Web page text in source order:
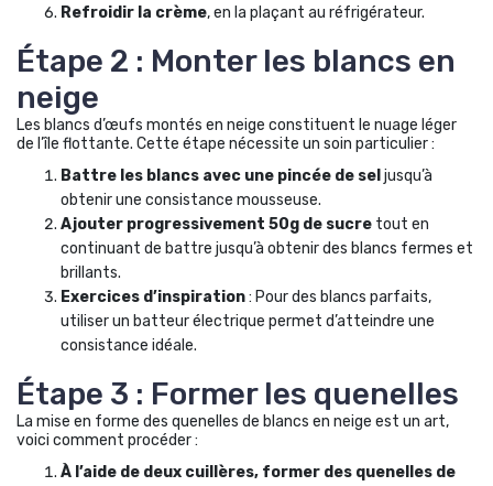
Refroidir la crème, en la plaçant au réfrigérateur.
Étape 2 : Monter les blancs en
neige
Les blancs d’œufs montés en neige constituent le nuage léger
de l’île flottante. Cette étape nécessite un soin particulier :
Battre les blancs avec une pincée de sel jusqu’à
obtenir une consistance mousseuse.
Ajouter progressivement 50g de sucre tout en
continuant de battre jusqu’à obtenir des blancs fermes et
brillants.
Exercices d’inspiration: Pour des blancs parfaits,
utiliser un batteur électrique permet d’atteindre une
consistance idéale.
Étape 3 : Former les quenelles
La mise en forme des quenelles de blancs en neige est un art,
voici comment procéder :
À l’aide de deux cuillères, former des quenelles de